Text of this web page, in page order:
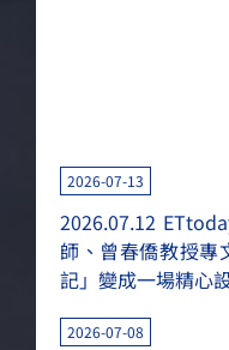
2026-07-13
2026.07.12
師、曾春僑教授
記」變成一場精心
2026-07-08